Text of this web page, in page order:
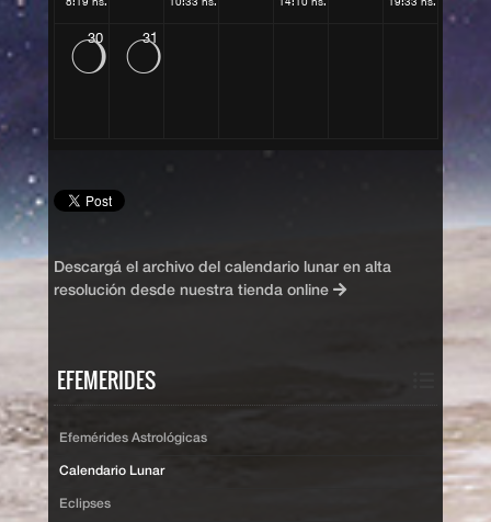
8:19 hs. 10:33 hs. 14:10 hs. 19:33 hs.
30
O 31
N
Descargá el archivo del calendario lunar en alta
resolución desde nuestra tienda online
EFEMERIDES
Efemérides Astrológicas
Calendario Lunar
Eclipses